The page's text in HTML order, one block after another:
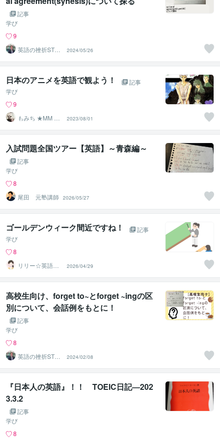
記事
学び
9
英語の挫折STO
P！伴走コーチ中
村
2024/05/26
日本のアニメを英語で観よう！
記事
学び
9
もみち ★MM EN
GLISH★
2023/08/01
入試問題全国ツアー【英語】～青森編～
記事
学び
8
尾田 元塾講師 2026/05/27
ゴールデンウィーク間近ですね！
記事
学び
8
リリー☆英語家
庭教師
2026/04/29
高校生向け、forget to~とforget ~ingの区
別について、会話例をもとに！
記事
学び
8
英語の挫折STO
P！伴走コーチ中
村
2024/02/08
『日本人の英語』！！ TOEIC日記―202
3.3.2
記事
学び
8